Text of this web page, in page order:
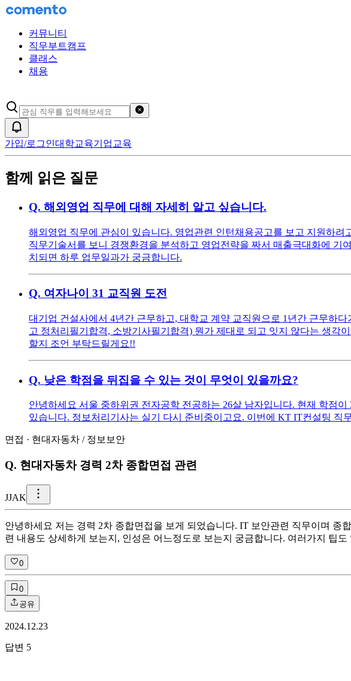
커뮤니티
직무부트캠프
클래스
채용
가입/로그인대학교육기업교육
함께 읽은 질문
Q. 해외영업 직무에 대해 자세히 알고 싶습니다.
해외영업 직무에 관심이 있습니다. 영업관련 인턴채용공고를 보고 지원하
직무기술서를 보니 경쟁환경을 분석하고 영업전략을 짜서 매출극대화에 기
치되면 하루 업무일과가 궁금합니다.
Q. 여자나이 31 교직원 도전
대기업 건설사에서 4년간 근무하고, 대학교 계약 교직원으로 1년간 근무하
고 정처리필기합격, 소방기사필기합격) 뭔가 제대로 되고 잇지 않다는 생각
할지 조언 부탁드릴게요!!
Q. 낮은 학점을 뒤집을 수 있는 것이 무엇이 있을까요?
안녕하세요 서울 중하위권 전자공학 전공하는 26살 남자입니다. 현재 학점
있습니다. 정보처리기사는 실기 다시 준비중이고요. 이번에 KT IT컨설팅
면접 · 현대자동차 / 정보보안
Q. 현대자동차 경력 2차 종합면접 관련
JJAK
안녕하세요 저는 경력 2차 종합면접을 보게 되었습니다. IT 보안관련 직무이며
련 내용도 상세하게 보는지, 인성은 어느정도로 보는지 궁금합니다. 여러가지 팁
0
0
공유
2024.12.23
답변 5